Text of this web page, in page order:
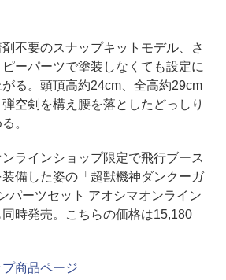
不要のスナップキットモデル、さ
ーパーツで塗装しなくても設定に
る。頭頂高約24cm、全高約29cm
空剣を構え腰を落としたどっしり
。
ラインショップ限定で飛行ブース
備した姿の「超獣機神ダンクーガ
パーツセット アオシマオンライン
時発売。こちらの価格は15,180
プ商品ページ